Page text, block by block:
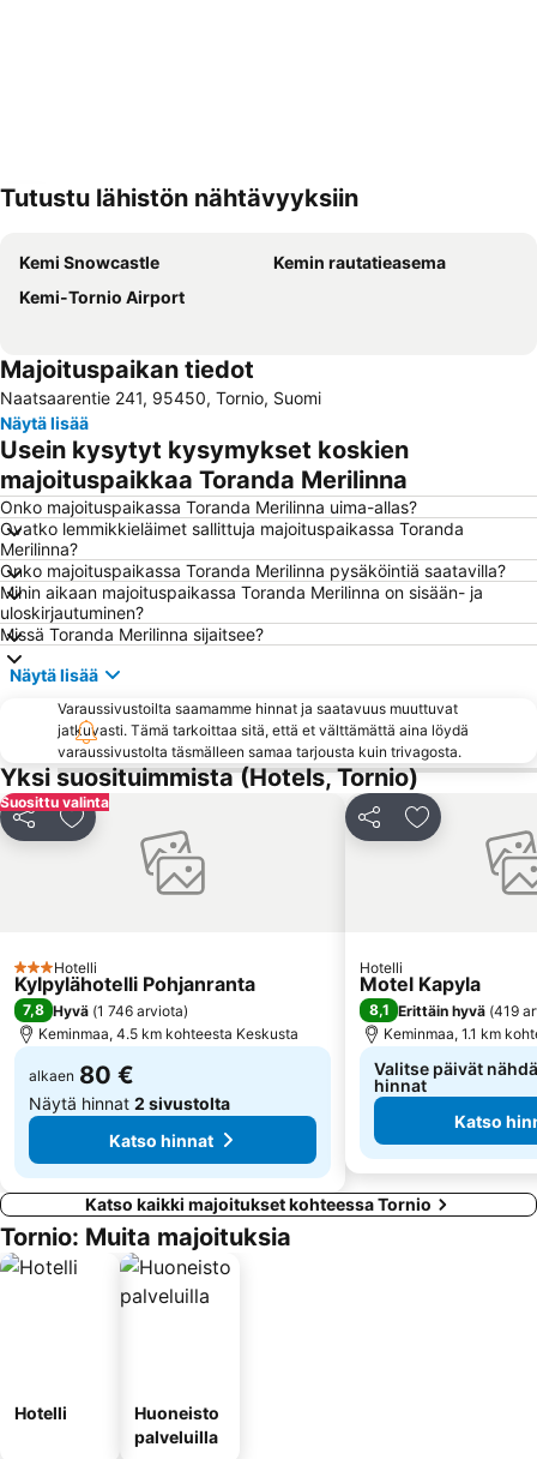
Tutustu lähistön nähtävyyksiin
Kemi Snowcastle
Kemin rautatieasema
Kemi-Tornio Airport
Majoituspaikan tiedot
Naatsaarentie 241, 95450, Tornio, Suomi
Näytä lisää
Usein kysytyt kysymykset koskien
majoituspaikkaa Toranda Merilinna
Onko majoituspaikassa Toranda Merilinna uima-allas?
Ovatko lemmikkieläimet sallittuja majoituspaikassa Toranda
Merilinna?
Onko majoituspaikassa Toranda Merilinna pysäköintiä saatavilla?
Mihin aikaan majoituspaikassa Toranda Merilinna on sisään- ja
uloskirjautuminen?
Missä Toranda Merilinna sijaitsee?
Näytä lisää
Varaussivustoilta saamamme hinnat ja saatavuus muuttuvat
jatkuvasti. Tämä tarkoittaa sitä, että et välttämättä aina löydä
varaussivustolta täsmälleen samaa tarjousta kuin trivagosta.
Yksi suosituimmista (Hotels, Tornio)
Suosittu valinta
Jaa Lisää suosikkeihin
3 Tähtiluokitus
Hotelli
Kylpylähotelli Pohjanranta
7,8 Hyvä (1 746 arviota)
Keminmaa, 4.5 km kohteesta Keskusta
alkaen 80 €
Näytä hinnat 2 sivustolta
Katso hinnat
Jaa Lisää
Hotelli
Motel Kapyla
8,1 Erittäin hyvä (419
Keminmaa, 1.1 km
Valitse päivät
hinnat
Katso
Katso kaikki majoitukset kohteessa Tornio
Tornio: Muita majoituksia
Hotelli
Huoneisto
palveluilla